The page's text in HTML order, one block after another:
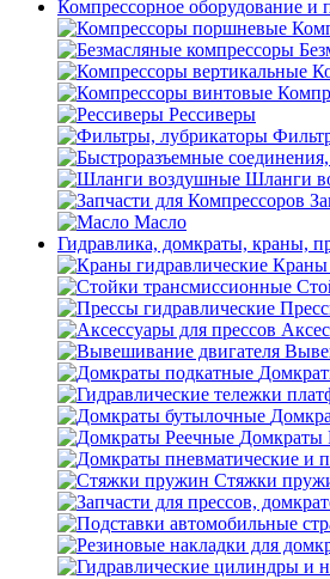
Компрессорное оборудование и
Рессиверы
Шланги
Масло
Гидравлика, домкраты, краны,
Краны
Домкраты
Стяжки